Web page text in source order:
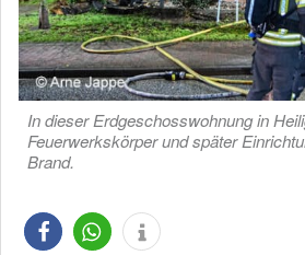
In dieser Erdgeschosswohnung in
Feuerwerkskörper und später
Brand.